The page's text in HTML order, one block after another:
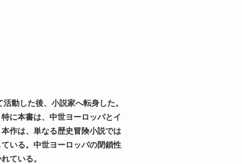
動した後、小説家へ転身した。
に本書は、中世ヨーロッパとイ
作は、単なる歴史冒険小説では
いる。中世ヨーロッパの閉鎖性
ている。